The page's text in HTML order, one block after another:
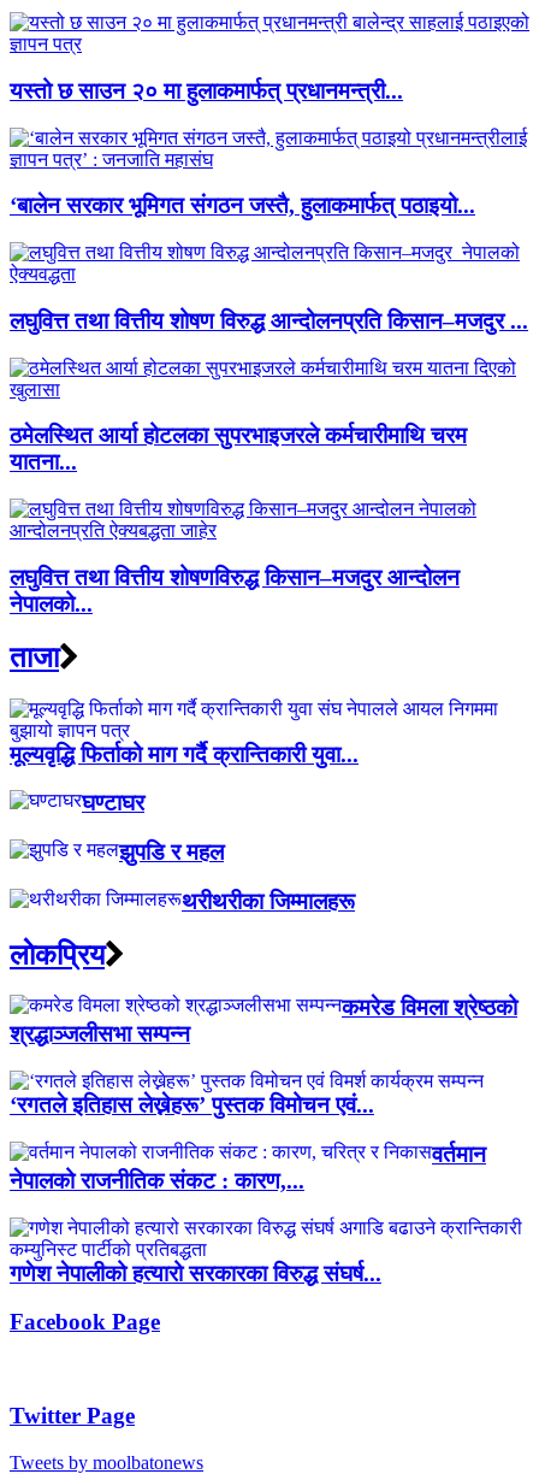
यस्तो छ साउन २० मा हुलाकमार्फत् प्रधानमन्त्री...
‘बालेन सरकार भूमिगत संगठन जस्तै, हुलाकमार्फत् पठाइयो...
लघुवित्त तथा वित्तीय शोषण विरुद्ध आन्दोलनप्रति किसान–मजदुर ...
ठमेलस्थित आर्या होटलका सुपरभाइजरले कर्मचारीमाथि चरम
यातना...
लघुवित्त तथा वित्तीय शोषणविरुद्ध किसान–मजदुर आन्दोलन
नेपालको...
ताजा
मूल्यवृद्धि फिर्ताको माग गर्दै क्रान्तिकारी युवा...
घण्टाघर
झुपडि र महल
थरीथरीका जिम्मालहरू
लाेकप्रिय
कमरेड विमला श्रेष्ठको
श्रद्धाञ्जलीसभा सम्पन्न
‘रगतले इतिहास लेख्नेहरू’ पुस्तक विमोचन एवं...
वर्तमान
नेपालको राजनीतिक संकट : कारण,...
गणेश नेपालीको हत्यारो सरकारका विरुद्ध संघर्ष...
Facebook Page
Twitter Page
Tweets by moolbatonews